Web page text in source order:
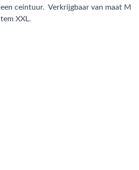
een ceintuur. Verkrijgbaar van maat M
tem XXL.